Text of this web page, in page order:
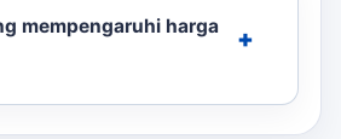
mempengaruhi harga